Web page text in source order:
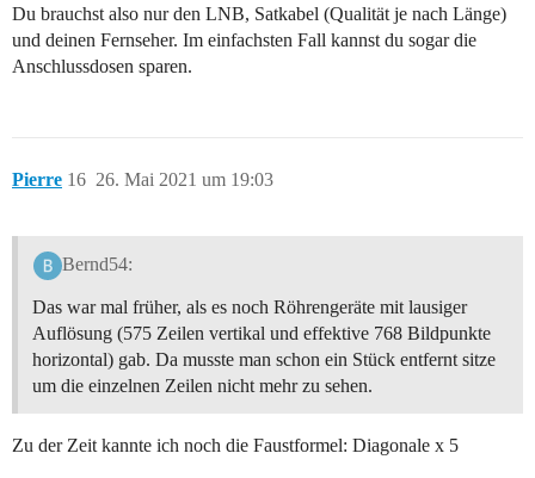
Du brauchst also nur den LNB, Satkabel (Qualität je nach Länge)
und deinen Fernseher. Im einfachsten Fall kannst du sogar die
Anschlussdosen sparen.
Pierre 26. Mai 2021 um 19:03
16
Bernd54:
Das war mal früher, als es noch Röhrengeräte mit lausiger
Auflösung (575 Zeilen vertikal und effektive 768 Bildpunkte
horizontal) gab. Da musste man schon ein Stück entfernt sitze
um die einzelnen Zeilen nicht mehr zu sehen.
Zu der Zeit kannte ich noch die Faustformel: Diagonale x 5